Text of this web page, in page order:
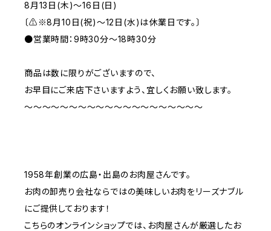
8月13日(木)～16日(日)
〔⚠※8月10日(祝)～12日(水)は休業日です。〕
●営業時間：9時30分～18時30分
商品は数に限りがございますので、
お早目にご来店下さいますよう、宜しくお願い致します。
～～～～～～～～～～～～～～～～～～～～
1958年創業の広島・出島のお肉屋さんです。
お肉の卸売り会社ならではの美味しいお肉をリーズナブル
にご提供しております！
こちらのオンラインショップでは、お肉屋さんが厳選したお